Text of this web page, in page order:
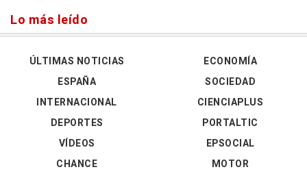
Lo más leído
ÚLTIMAS NOTICIAS
ESPAÑA
INTERNACIONAL
DEPORTES
VÍDEOS
ECONOMÍA
SOCIEDAD
CIENCIAPLUS
PORTALTIC
EPSOCIAL
CHANCE
MOTOR